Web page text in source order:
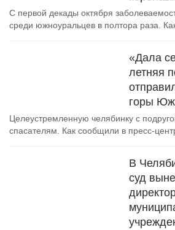
С первой декады октября
среди южноуральцев в полтора раза.
«Дала
летняя
горы
Целеустремленную челябинку с
спасателям. Как сообщили в пресс-
В
суд